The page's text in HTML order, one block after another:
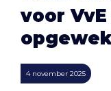
voor
4 november 2025